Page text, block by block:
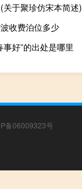
关于聚珍仿宋本简述)
收费泊位多少
事好”的出处是哪里
备06009323号